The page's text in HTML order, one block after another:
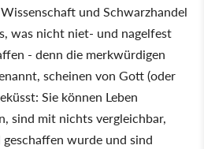
und Schwarzhandel
was nicht niet- und nagelfest
- denn die merkwürdigen
scheinen von Gott (oder
Sie können Leben
sind mit nichts vergleichbar,
wurde und sind